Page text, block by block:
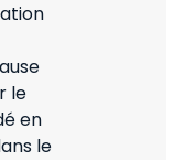
le
en
le